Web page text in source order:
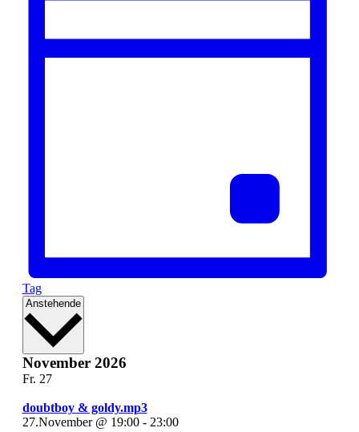
Tag
Anstehende Datum
November 2026
Fr. 27
doubtboy & goldy.mp3
27.November @ 19:00- 23:00